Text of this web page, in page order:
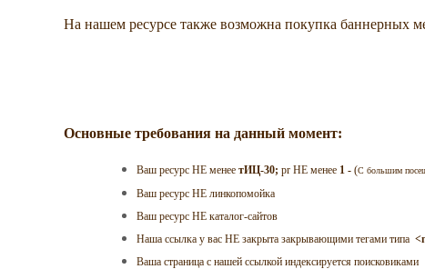
На нашем ресурсе также возможна покупка баннерных
Основные требования на данный момент:
Ваш ресурс НЕ менее тИЦ-30; pr НЕ менее 1 - (С большим
Ваш ресурс НЕ линкопомойка
Ваш ресурс НЕ каталог-сайтов
Наша ссылка у вас НЕ закрыта закрывающими тегами типа
Ваша страница с нашей ссылкой индексируется поисковиками